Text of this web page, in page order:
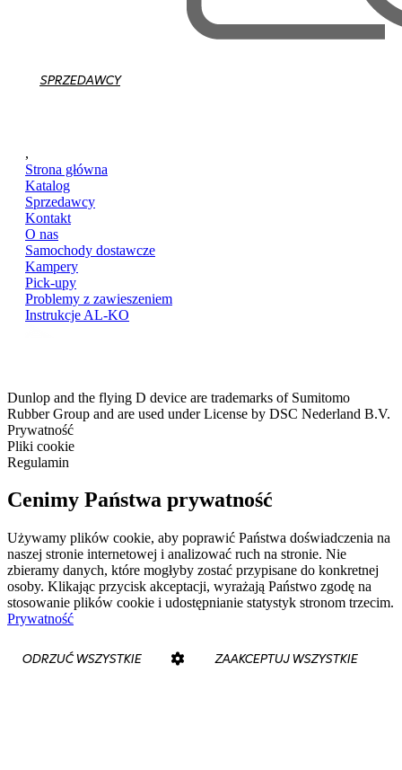
SPRZEDAWCY
,
Strona główna
Katalog
Sprzedawcy
Kontakt
O nas
Samochody dostawcze
Kampery
Pick-upy
Problemy z zawieszeniem
Instrukcje AL-KO
Dunlop and the flying D device are trademarks of Sumitomo
Rubber Group and are used under License by DSC Nederland B.V.
Prywatność
Pliki cookie
Regulamin
Cenimy Państwa prywatność
Używamy plików cookie, aby poprawić Państwa doświadczenia na
naszej stronie internetowej i analizować ruch na stronie. Nie
zbieramy danych, które mogłyby zostać przypisane do konkretnej
osoby. Klikając przycisk akceptacji, wyrażają Państwo zgodę na
stosowanie plików cookie i udostępnianie statystyk stronom trzecim.
Prywatność
ODRZUĆ WSZYSTKIE ZAAKCEPTUJ WSZYSTKIE